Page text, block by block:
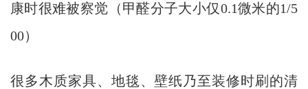
康时很难被察觉（甲醛分子大小仅0.1微米的1/5
00）
很多木质家具、地毯、壁纸乃至装修时刷的清